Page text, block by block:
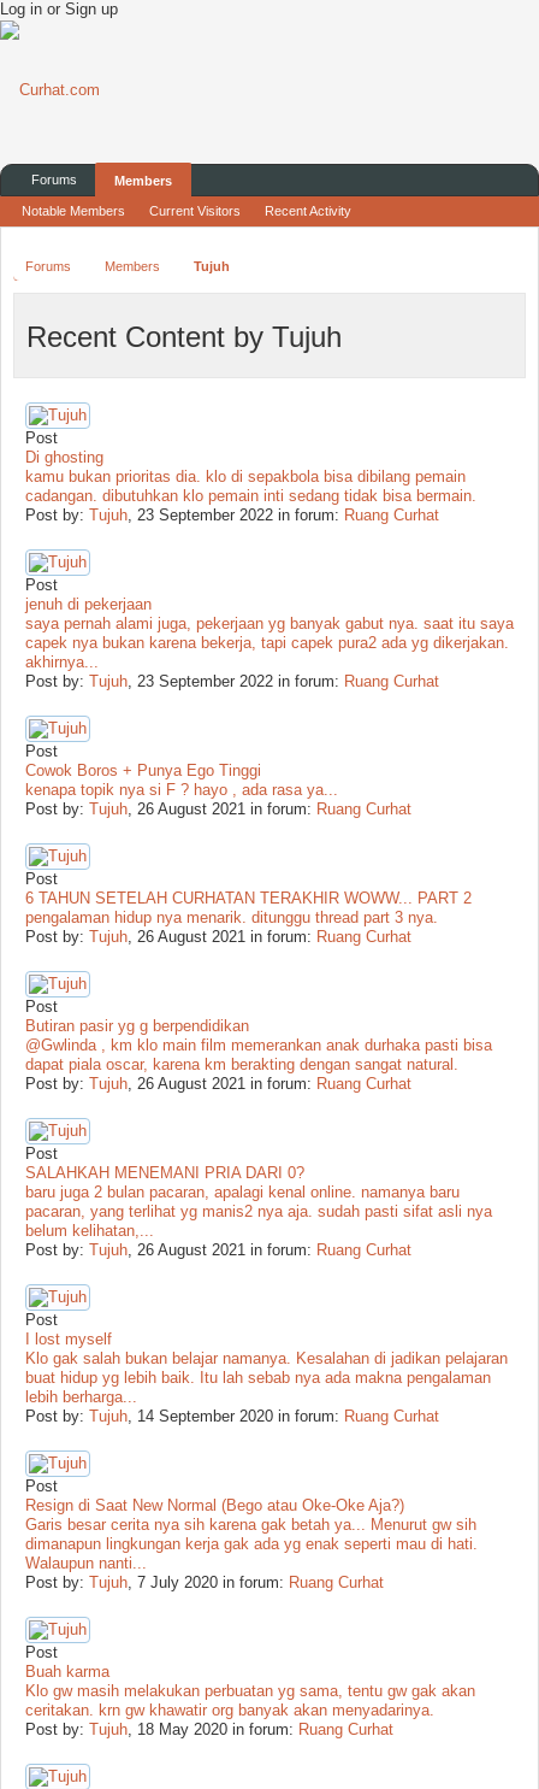
Log in or Sign up
Forums Members Tujuh
Recent Content by Tujuh
Post
Di ghosting
kamu bukan prioritas dia. klo di sepakbola bisa dibilang pemain
cadangan. dibutuhkan klo pemain inti sedang tidak bisa bermain.
Post by: Tujuh, 23 September 2022 in forum: Ruang Curhat
Post
jenuh di pekerjaan
saya pernah alami juga, pekerjaan yg banyak gabut nya. saat itu saya
capek nya bukan karena bekerja, tapi capek pura2 ada yg dikerjakan.
akhirnya...
Post by: Tujuh, 23 September 2022 in forum: Ruang Curhat
Post
Cowok Boros + Punya Ego Tinggi
kenapa topik nya si F ? hayo , ada rasa ya...
Post by: Tujuh, 26 August 2021 in forum: Ruang Curhat
Post
6 TAHUN SETELAH CURHATAN TERAKHIR WOWW... PART 2
pengalaman hidup nya menarik. ditunggu thread part 3 nya.
Post by: Tujuh, 26 August 2021 in forum: Ruang Curhat
Post
Butiran pasir yg g berpendidikan
@Gwlinda , km klo main film memerankan anak durhaka pasti bisa
dapat piala oscar, karena km berakting dengan sangat natural.
Post by: Tujuh, 26 August 2021 in forum: Ruang Curhat
Post
SALAHKAH MENEMANI PRIA DARI 0?
baru juga 2 bulan pacaran, apalagi kenal online. namanya baru
pacaran, yang terlihat yg manis2 nya aja. sudah pasti sifat asli nya
belum kelihatan,...
Post by: Tujuh, 26 August 2021 in forum: Ruang Curhat
Post
I lost myself
Klo gak salah bukan belajar namanya. Kesalahan di jadikan pelajaran
buat hidup yg lebih baik. Itu lah sebab nya ada makna pengalaman
lebih berharga...
Post by: Tujuh, 14 September 2020 in forum: Ruang Curhat
Post
Resign di Saat New Normal (Bego atau Oke-Oke Aja?)
Garis besar cerita nya sih karena gak betah ya... Menurut gw sih
dimanapun lingkungan kerja gak ada yg enak seperti mau di hati.
Walaupun nanti...
Post by: Tujuh, 7 July 2020 in forum: Ruang Curhat
Post
Buah karma
Klo gw masih melakukan perbuatan yg sama, tentu gw gak akan
ceritakan. krn gw khawatir org banyak akan menyadarinya.
Post by: Tujuh, 18 May 2020 in forum: Ruang Curhat
Forums Members
Notable Members Current Visitors Recent Activity